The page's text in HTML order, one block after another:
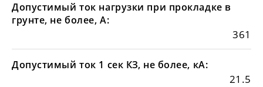
Допустимый ток нагрузки при прокладке в
грунте, не более, А:
361
Допустимый ток 1 сек КЗ, не более, кА:
21.5